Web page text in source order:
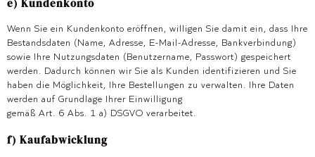
e) Kundenkonto
Wenn Sie ein Kundenkonto eröffnen, willigen Sie damit ein, dass Ihre
Bestandsdaten (Name, Adresse, E-Mail-Adresse, Bankverbindung)
sowie Ihre Nutzungsdaten (Benutzername, Passwort) gespeichert
werden. Dadurch können wir Sie als Kunden identifizieren und Sie
haben die Möglichkeit, Ihre Bestellungen zu verwalten. Ihre Daten
werden auf Grundlage Ihrer Einwilligung
gemäß Art. 6 Abs. 1 a) DSGVO verarbeitet.
f) Kaufabwicklung